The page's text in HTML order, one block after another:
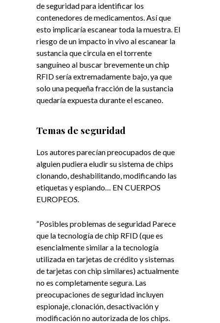
de seguridad para identificar los
contenedores de medicamentos. Así que
esto implicaría escanear toda la muestra. El
riesgo de un impacto in vivo al escanear la
sustancia que circula en el torrente
sanguíneo al buscar brevemente un chip
RFID sería extremadamente bajo, ya que
solo una pequeña fracción de la sustancia
quedaría expuesta durante el escaneo.
Temas de seguridad
Los autores parecían preocupados de que
alguien pudiera eludir su sistema de chips
clonando, deshabilitando, modificando las
etiquetas y espiando… EN CUERPOS
EUROPEOS.
“Posibles problemas de seguridad Parece
que la tecnología de chip RFID (que es
esencialmente similar a la tecnología
utilizada en tarjetas de crédito y sistemas
de tarjetas con chip similares) actualmente
no es completamente segura. Las
preocupaciones de seguridad incluyen
espionaje, clonación, desactivación y
modificación no autorizada de los chips.